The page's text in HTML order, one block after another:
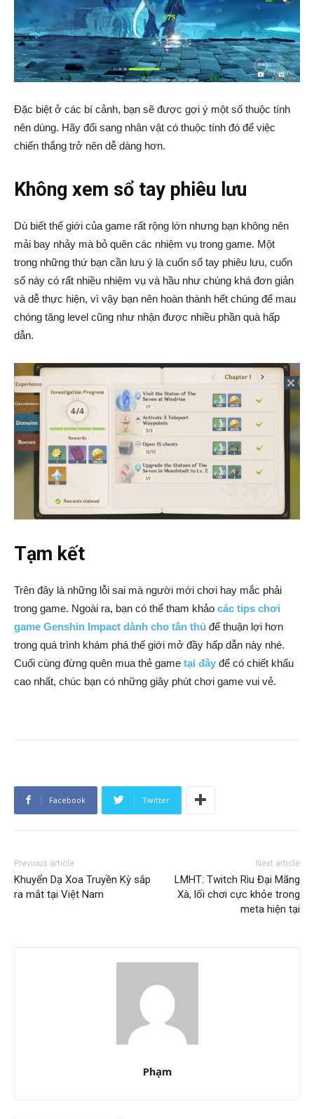
Đặc biệt ở các bí cảnh, bạn sẽ được gợi ý một số thuộc tính
nên dùng. Hãy đổi sang nhân vật có thuộc tính đó để việc
chiến thắng trở nên dễ dàng hơn.
Không xem sổ tay phiêu lưu
Dù biết thế giới của game rất rộng lớn nhưng bạn không nên
mải bay nhảy mà bỏ quên các nhiệm vụ trong game. Một
trong những thứ bạn cần lưu ý là cuốn sổ tay phiêu lưu, cuốn
số này có rất nhiều nhiệm vụ và hầu như chúng khá đơn giản
và dễ thực hiện, vì vậy bạn nên hoàn thành hết chúng để mau
chóng tăng level cũng như nhận được nhiều phần quà hấp
dẫn.
Tạm kết
Trên đây là những lỗi sai mà người mới chơi hay mắc phải
trong game. Ngoài ra, bạn có thể tham khảo các tips chơi
game Genshin Impact dành cho tân thủ để thuận lợi hơn
trong quá trình khám phá thế giới mở đầy hấp dẫn này nhé.
Cuối cùng đừng quên mua thẻ game tại đây để có chiết khấu
cao nhất, chúc bạn có những giây phút chơi game vui vẻ.
Facebook Twitter
Previous article
Khuyển Dạ Xoa Truyền Kỳ sắp
ra mắt tại Việt Nam
Next article
LMHT: Twitch Rìu Đại Mãng
Xà, lối chơi cực khỏe trong
meta hiện tại
Phạm